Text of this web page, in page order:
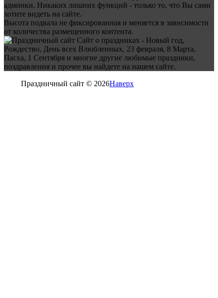
админки. Никаких лишних функций - только то, что Вы сами
хотите видеть на сайте.
Высота подвала не фиксированная и меняется в зависимости
от количества размещенного контента.
Сайт о праздниках - Новый год,
Рождество, День всех Влюбленных, 23 февраля, 8 Марта,
Пасха, 1 Сентября и многие другие любимые праздники,
поздравления и прочее вы найдете на нашем сайте.
Праздничный сайт © 2026Наверх